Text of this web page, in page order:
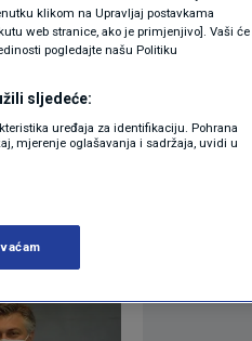
klikom na Upravljaj postavkama
web stranice, ako je primjenjivo]. Vaši će
pogledajte našu Politiku
sljedeće:
uređaja za identifikaciju. Pohrana
mjerenje oglašavanja i sadržaja, uvidi u